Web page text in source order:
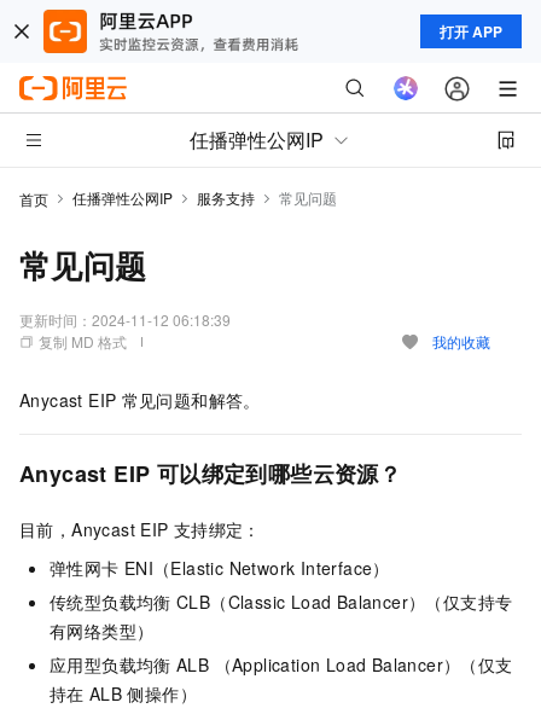
打开 APP
任播弹性公网IP
首页 任播弹性公网IP 服务支持 常见问题
常见问题
更新时间： 2024-11-12 06:18:39
复制 MD 格式
我的收藏
Anycast EIP 常见问题和解答。
Anycast EIP 可以绑定到哪些云资源？
目前，Anycast EIP 支持绑定：
弹性网卡 ENI（Elastic Network Interface）
传统型负载均衡 CLB （Classic Load Balancer）（仅支持专
有网络类型）
应用型负载均衡 ALB （Application Load Balancer）（仅支
持在 ALB 侧操作）